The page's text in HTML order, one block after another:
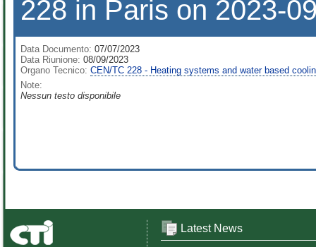
228 in Paris on 2023-
Data Documento: 07/07/2023
Data Riunione: 08/09/2023
Organo Tecnico: CEN/TC 228 - Heating systems and water based
Note:
Nessun testo disponibile
Latest News